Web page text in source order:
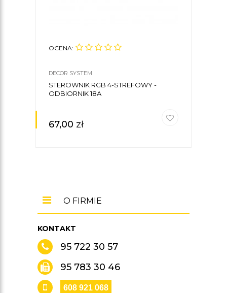
OCENA:
DECOR SYSTEM
STEROWNIK RGB 4-STREFOWY -
ODBIORNIK 18A
67,00 zł
KONTAKT
95 722 30 57
95 783 30 46
608 921 068
O FIRMIE